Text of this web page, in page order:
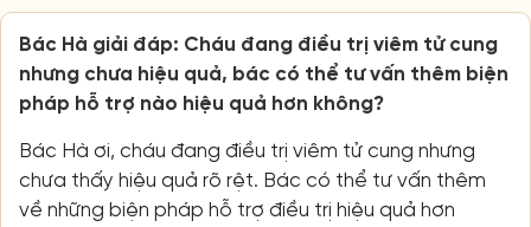
Bác Hà giải đáp: Cháu đang điều trị viêm tử cung
nhưng chưa hiệu quả, bác có thể tư vấn thêm biện
pháp hỗ trợ nào hiệu quả hơn không?
Bác Hà ơi, cháu đang điều trị viêm tử cung nhưng
chưa thấy hiệu quả rõ rệt. Bác có thể tư vấn thêm
về những biện pháp hỗ trợ điều trị hiệu quả hơn